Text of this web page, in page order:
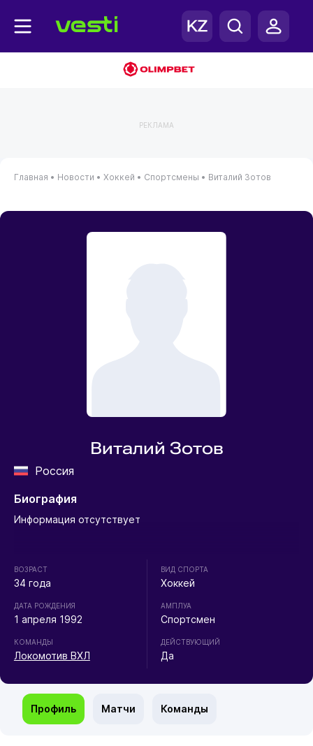
РЕКЛАМА
Главная • Новости • Хоккей • Спортсмены • Виталий Зотов
Виталий Зотов
Россия
Биография
Информация отсутствует
ВОЗРАСТ
34 года
ДАТА РОЖДЕНИЯ
1 апреля 1992
КОМАНДЫ
Локомотив ВХЛ
ВИД СПОРТА
Хоккей
АМПЛУА
Спортсмен
ДЕЙСТВУЮЩИЙ
Да
Профиль Матчи Команды